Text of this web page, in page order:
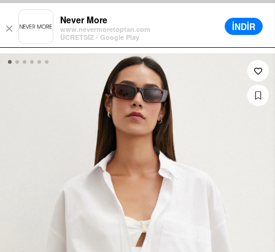
×
Never More
www.nevermoretoptan.com
ÜCRETSİZ - Google Play
İNDİR
Ek %5 İndirim